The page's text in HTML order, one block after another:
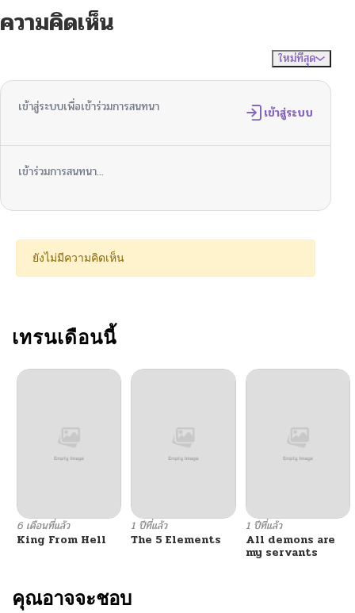
ตอนที่ 27
11/26/2025
ตอนที่ 25 11/20/2025
11/05/2025
ตอนที่ 22 11/05/2025
ตอนที่ 20
ตอนที่ 19
ตอนที่ 17 11/05/2025
ตอนที่ 16
ตอนที่ 15 11/05/2025
ตอนที่ 14
ความคิดเห็น
ใหม่ที่สุด
เข้าสู่ระบบเพื่อเข้าร่วมการสนทนา เข้าสู่ระบบ
เข้าร่วมการสนทนา...
ยังไม่มีความคิดเห็น
เทรนเดือนนี้
6 เดือนที่แล้ว
King From Hell
1 ปีที่แล้ว
The 5 Elements
1 ปีที่แล้ว
All demons are
my servants
คุณอาจจะชอบ